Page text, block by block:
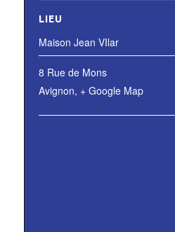
LIEU
Maison Jean VIlar
8 Rue de Mons
Avignon, + Google Map